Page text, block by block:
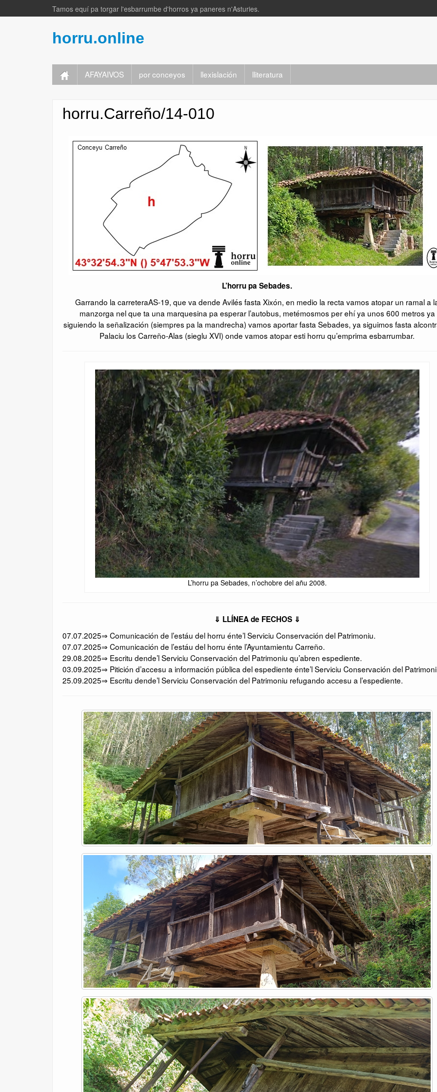
Tamos equí pa torgar l'esbarrumbe d'horros ya paneres n'Asturies.
horru.online
AFAYAIVOS por conceyos llexislación lliteratura
horru.Carreño/14-010
L’horru pa Sebades.
Garrando la carreteraAS-19, que va dende Avilés fasta Xixón, en medio la recta vamos atopar un ramal a
manzorga nel que ta una marquesina pa esperar l’autobus, metémosmos per ehí ya unos 600 metros ya
siguiendo la señalización (siempres pa la mandrecha) vamos aportar fasta Sebades, ya siguimos fasta
Palaciu los Carreño-Alas (sieglu XVI) onde vamos atopar esti horru qu’emprima esbarrumbar.
L’horru pa Sebades, n’ochobre del añu 2008.
⇓ LLÍNEA de FECHOS ⇓
07.07.2025⇒ Comunicación de l’estáu del horru énte’l Serviciu Conservación del Patrimoniu.
07.07.2025⇒ Comunicación de l’estáu del horru énte l’Ayuntamientu Carreño.
29.08.2025⇒ Escritu dende’l Serviciu Conservación del Patrimoniu qu’abren espediente.
03.09.2025⇒ Pitición d’accesu a información pública del espediente énte’l Serviciu Conservación del
25.09.2025⇒ Escritu dende’l Serviciu Conservación del Patrimoniu refugando accesu a l’espediente.